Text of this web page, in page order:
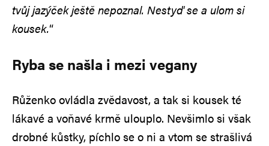
tvůj jazýček ještě nepoznal. Nestyď se a ulom si
kousek.“
Ryba se našla i mezi vegany
Růženko ovládla zvědavost, a tak si kousek té
lákavé a voňavé krmě ulouplo. Nevšimlo si však
drobné kůstky, píchlo se o ni a vtom se strašlivá